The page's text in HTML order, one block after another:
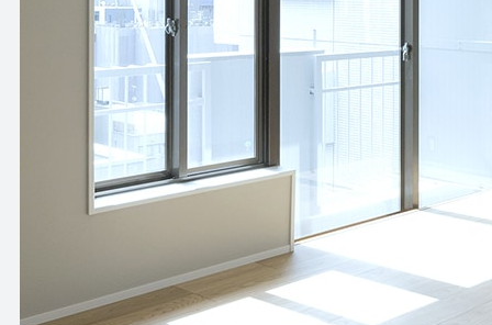
HOW TO USE APARTMENT